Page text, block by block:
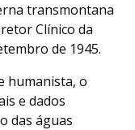
transmontana
Clínico da
de 1945.
humanista, o
e dados
das águas